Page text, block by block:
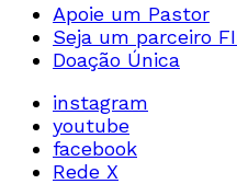
Apoie um Pastor
Seja um parceiro
Doação Única
instagram
youtube
facebook
Rede X